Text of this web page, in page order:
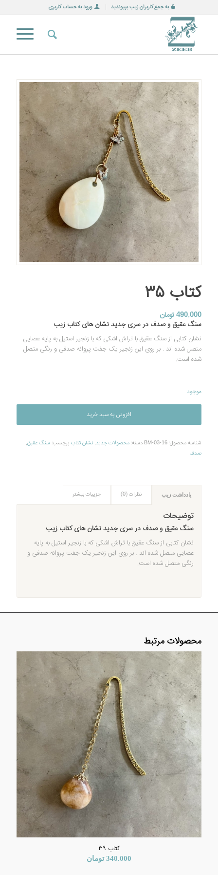
به جمع کاربران زیب بپیوندید ورود به حساب کاربری
کتاب ۳۵
490.000تومان
سنگ عقیق و صدف در سری جدید نشان های کتاب زیب
نشان کتابی از سنگ عقیق با تراش اشکی که با زنجیر استیل به پایه عصایی
متصل شده اند . بر روی این زنجیر یک جفت پروانه صدفی و رنگی متصل
شده است.
موجود
افزودن به سبد خرید
شناسه محصول: BM-03-16 دسته: محصولات جديد, نشان کتاب برچسب: سنگ عقیق,
صدف
یادداشت زیب نظرات (0) جزییات بیشتر
توضیحات
سنگ عقیق و صدف در سری جدید نشان های کتاب زیب
نشان کتابی از سنگ عقیق با تراش اشکی که با زنجیر استیل به پایه
عصایی متصل شده اند . بر روی این زنجیر یک جفت پروانه صدفی و
رنگی متصل شده است.
محصولات مرتبط
کتاب ۳۹
340.000 تومان